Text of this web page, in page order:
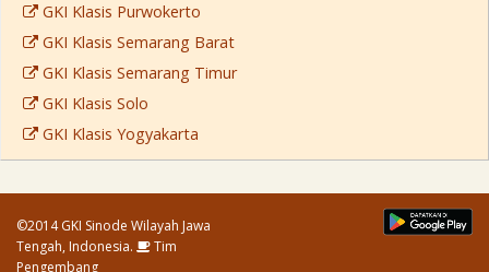
GKI Klasis Purwokerto
GKI Klasis Semarang Barat
GKI Klasis Semarang Timur
GKI Klasis Solo
GKI Klasis Yogyakarta
©2014 GKI Sinode Wilayah Jawa
Tengah, Indonesia.
Tim
Pengembang